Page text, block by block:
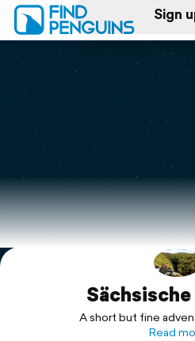
Sign
Log in
Print a book
Flyover video
Explore
Support
A short but fine
Read